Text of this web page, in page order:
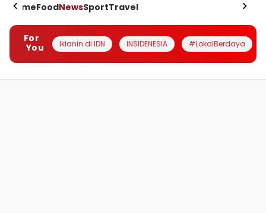
HomeFoodNewsSportTravel
For
You
Iklanin di IDN INSIDENESIA #LokalBerdaya